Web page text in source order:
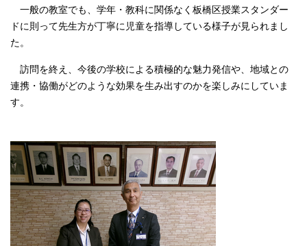
一般の教室でも、学年・教科に関係なく板橋区授業スタンダー
ドに則って先生方が丁寧に児童を指導している様子が見られまし
た。
訪問を終え、今後の学校による積極的な魅力発信や、地域との
連携・協働がどのような効果を生み出すのかを楽しみにしていま
す。